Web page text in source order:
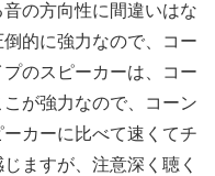
の方向性に間違いはな
的に強力なので、コー
のスピーカーは、コー
が強力なので、コーン
カーに比べて速くてチ
ますが、注意深く聴く